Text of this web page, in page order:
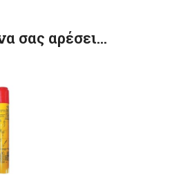
σας αρέσει…